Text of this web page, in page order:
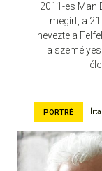
2011-es Man
megírt, a
nevezte a
a
PORTRÉ